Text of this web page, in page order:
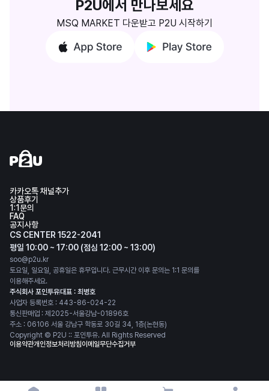
카카오톡 채널추가
상품후기
1:1문의
FAQ
공지사항
CS CENTER 1522-2041
평일 10:00 ~ 17:00 (점심 12:00 ~ 13:00)
soo@p2u.kr
토요일, 일요일, 공휴일은 휴무입니다. 근무시간 이후 문의는 1:1 문의를
이용해주세요.
주식회사 포인투유대표 : 최병호
사업자 등록번호 : 443-86-024-22
통신판매업 : 제2025-서울강남-01896호
주소 : 06106 서울 강남구 학동로 30길 34, 1층(논현동)
Copyright © P2U :: 포인투유. All Rights Reserved
이용약관개인정보처리방침이메일무단수집거부